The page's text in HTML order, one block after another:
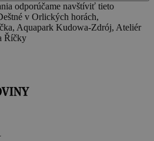
odporúčame navštíviť tieto
v Orlických horách,
Aquapark Kudowa-Zdrój, Ateliér
Říčky